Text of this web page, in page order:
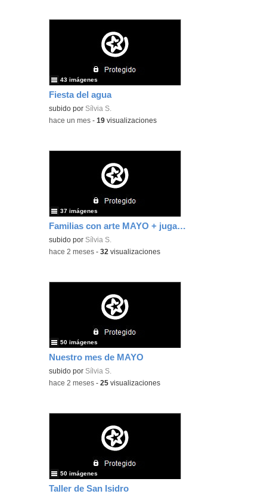
Fiesta del agua
subido por Sílvia S.
43 imágenes
-hace un mes -19 visualizaciones
Familias con arte MAYO + jugamos con agua
subido por Sílvia S.
37 imágenes
-hace 2 meses -32 visualizaciones
Nuestro mes de MAYO
subido por Sílvia S.
50 imágenes
-hace 2 meses -25 visualizaciones
Taller de San Isidro
50 imágenes